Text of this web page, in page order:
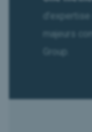
majeurs
Group.